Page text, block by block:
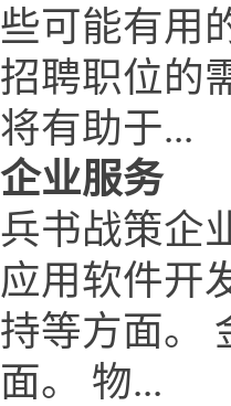
些可能有用
招聘职位的
将有助于...
企业服务
兵书战策企
应用软件开
持等方面。
面。 物...